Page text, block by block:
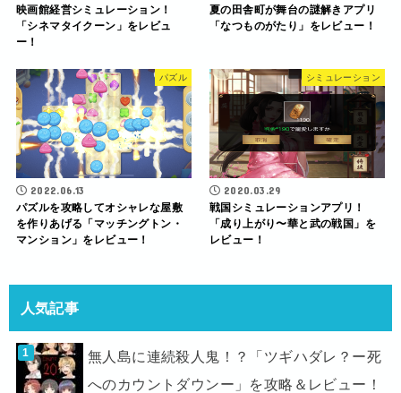
映画館経営シミュレーション！
「シネマタイクーン」をレビュ
ー！
夏の田舎町が舞台の謎解きアプリ
「なつものがたり」をレビュー！
パズル
2022.06.13
パズルを攻略してオシャレな屋敷
を作りあげる「マッチングトン・
マンション」をレビュー！
シミュレーション
2020.03.29
戦国シミュレーションアプリ！
「成り上がり〜華と武の戦国」を
レビュー！
人気記事
無人島に連続殺人鬼！？「ツギハダレ？ー死
へのカウントダウンー」を攻略＆レビュー！